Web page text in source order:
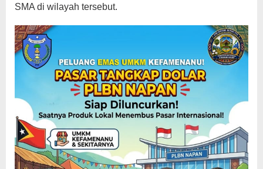
SMA di wilayah tersebut.